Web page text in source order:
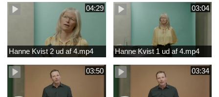
04:29
Hanne Kvist 2 ud af 4.mp4
03:04
Hanne Kvist 1 ud af 4.mp4
03:50 03:34